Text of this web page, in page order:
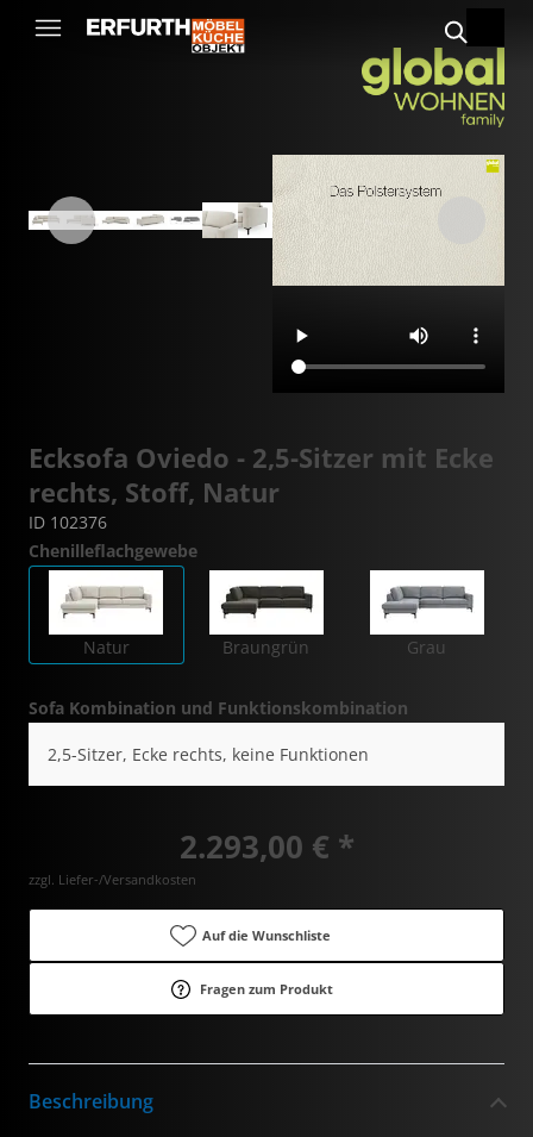
Ecksofa Oviedo - 2,5-Sitzer mit Ecke
rechts, Stoff, Natur
ID 102376
Chenilleflachgewebe
Natur Braungrün Grau
Sofa Kombination und Funktionskombination
2,5-Sitzer, Ecke rechts, keine Funktionen
2.293,00 € *
zzgl. Liefer-/Versandkosten
Auf die Wunschliste
Fragen zum Produkt
Beschreibung